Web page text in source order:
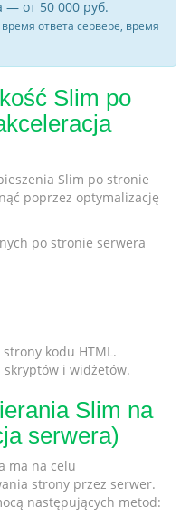
— от 50 000 руб.
ответа сервере, время
Slim po
Slim po stronie
poprzez optymalizację
po stronie serwera
kodu HTML.
skryptów i widżetów.
Slim na
serwera)
ma na celu
strony przez serwer.
następujących metod: